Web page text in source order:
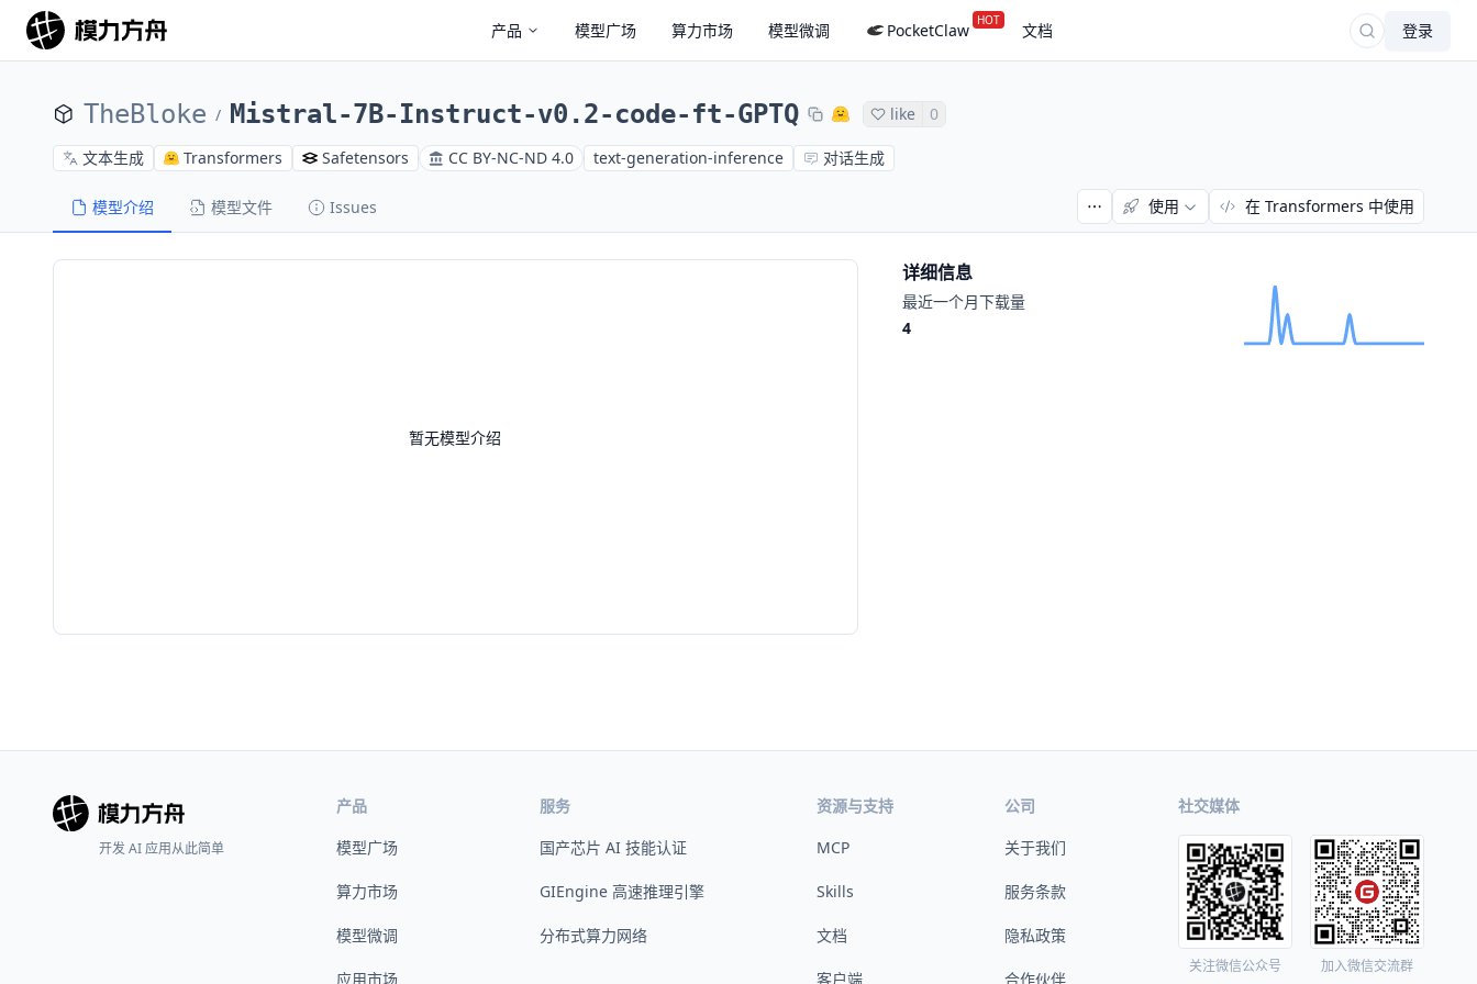
产品 模型广场 算力市场 模型微调 PocketClaw HOT 文档 登录
TheBloke / Mistral-7B-Instruct-v0.2-code-ft-GPTQ like 0
文本生成 Transformers Safetensors CC BY-NC-ND 4.0 text-generation-inference 对话生成
模型介绍 模型文件 Issues 使用 在 Transformers 中使用
暂无模型介绍
详细信息
最近一个月下载量
4
开发 AI 应用从此简单
产品
模型广场
算力市场
模型微调
应用市场
服务
国产芯片 AI 技能认证
GIEngine 高速推理引擎
分布式算力网络
资源与支持
MCP
Skills
文档
客户端
公司
关于我们
服务条款
隐私政策
合作伙伴
社交媒体
关注微信公众号 加入微信交流群